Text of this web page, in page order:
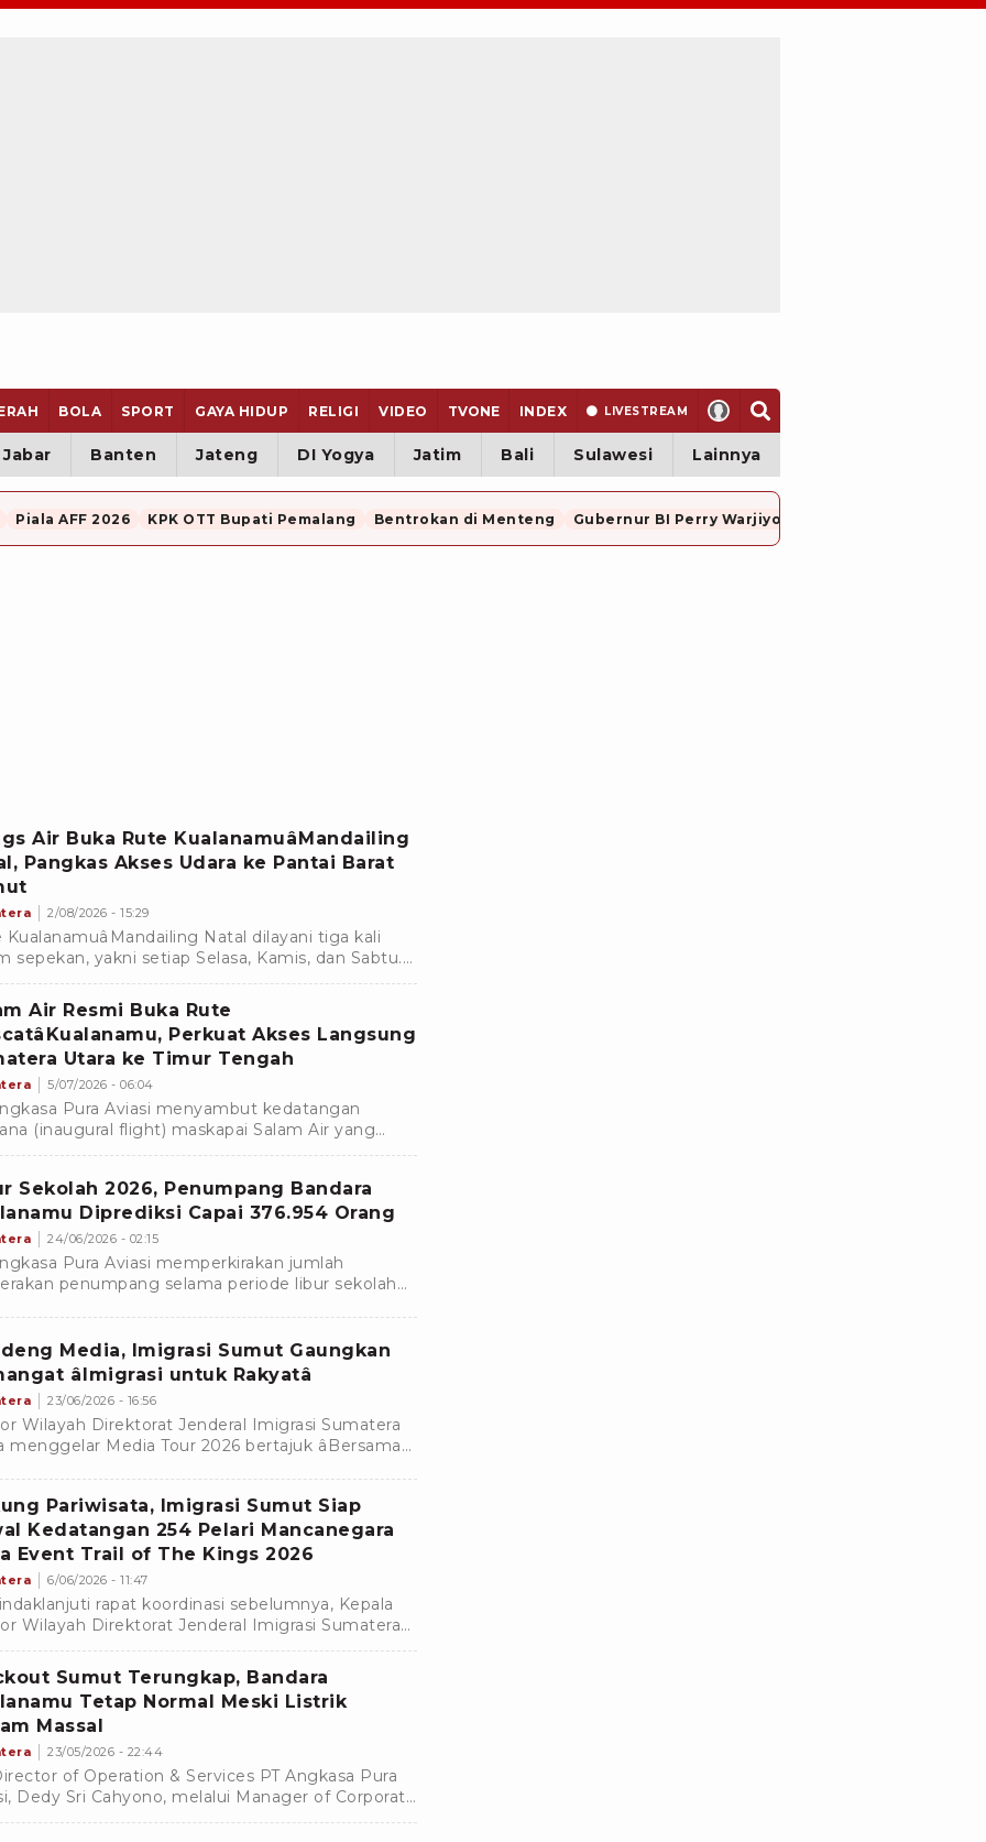
BOLA SPORT GAYA HIDUP RELIGI VIDEO TVONE INDEX LIVESTREAM
Jabar Banten Jateng DI Yogya Jatim Bali Sulawesi Lainnya
Piala AFF 2026 KPK OTT Bupati Pemalang Bentrokan di Menteng Gubernur BI Perry Warjiyo Mundur
Air Buka Rute KualanamuâMandailing
Pangkas Akses Udara ke Pantai Barat
2/08/2026 - 15:29
KualanamuâMandailing Natal dilayani tiga kali
sepekan, yakni setiap Selasa, Kamis, dan Sabtu.
penerbangan perdana, sebanyak 43 penumpang
dari Kualanamu menuju Mandailing Natal,
penerbangan dari Mandailing Natal tiba di
dengan membawa 64 penumpang.
Air Resmi Buka Rute
Perkuat Akses Langsung
Utara ke Timur Tengah
5/07/2026 - 06:04
Pura Aviasi menyambut kedatangan
(inaugural flight) maskapai Salam Air yang
membuka rute internasional Muscat
tersebut berlangsung pada Sabtu (4/7/2026)
tonggak baru dalam memperluas
internasional Bandara Internasional
Sekolah 2026, Penumpang Bandara
Diprediksi Capai 376.954 Orang
24/06/2026 - 02:15
Pura Aviasi memperkirakan jumlah
penumpang selama periode libur sekolah
pada hari-hari biasa.
Media, Imigrasi Sumut Gaungkan
âImigrasi untuk Rakyatâ
23/06/2026 - 16:56
Wilayah Direktorat Jenderal Imigrasi Sumatera
menggelar Media Tour 2026 bertajuk âBersama
Pariwisata, Imigrasi Sumut Siap
Kedatangan 254 Pelari Mancanegara
Event Trail of The Kings 2026
6/06/2026 - 11:47
rapat koordinasi sebelumnya, Kepala
Wilayah Direktorat Jenderal Imigrasi Sumatera
Dr. Parlindungan, S.H., M.H., kembali mengikuti
Sumut Terungkap, Bandara
Tetap Normal Meski Listrik
Massal
23/05/2026 - 22:44
of Operation & Services PT Angkasa Pura
Dedy Sri Cahyono, melalui Manager of Corporate
Mohamad Hikmat Hidayat, mengatakan